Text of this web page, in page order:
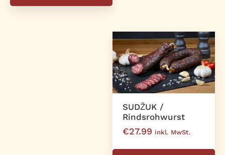
SUDŽUK /
Rindsrohwurst
€27.99 inkl. MwSt.